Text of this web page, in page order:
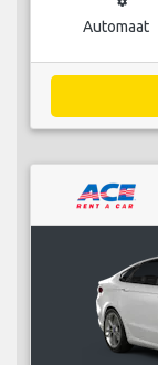
Automaat